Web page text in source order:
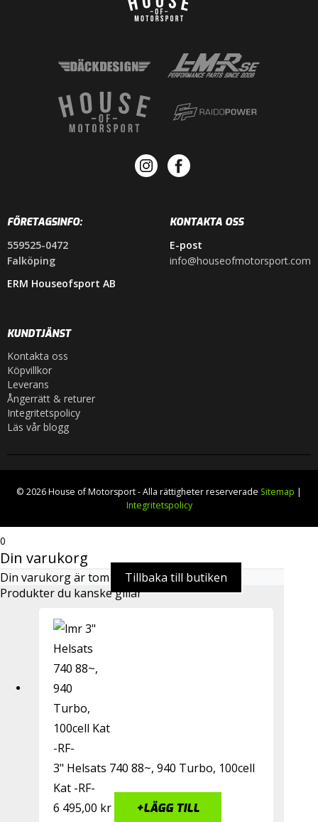
FÖRETAGSINFO:
559525-0472
Falköping
ERM Houseofsport AB
KONTAKTA OSS
E-post
info@houseofmotorsport.com
KUNDTJÄNST
Kontakta oss
Köpvillkor
Leverans
Ångerrätt & returer
Integritetspolicy
Läs vår blogg
© 2026 House of Motorsport - Alla rättigheter reserverade Sitemap |
Integritetspolicy
0
Din varukorg
Din varukorg är tom
Tillbaka till butiken
Produkter du kanske gillar
3" Helsats 740 88~, 940 Turbo, 100cell
Kat -RF-
6 495,00 kr +LÄGG TILL